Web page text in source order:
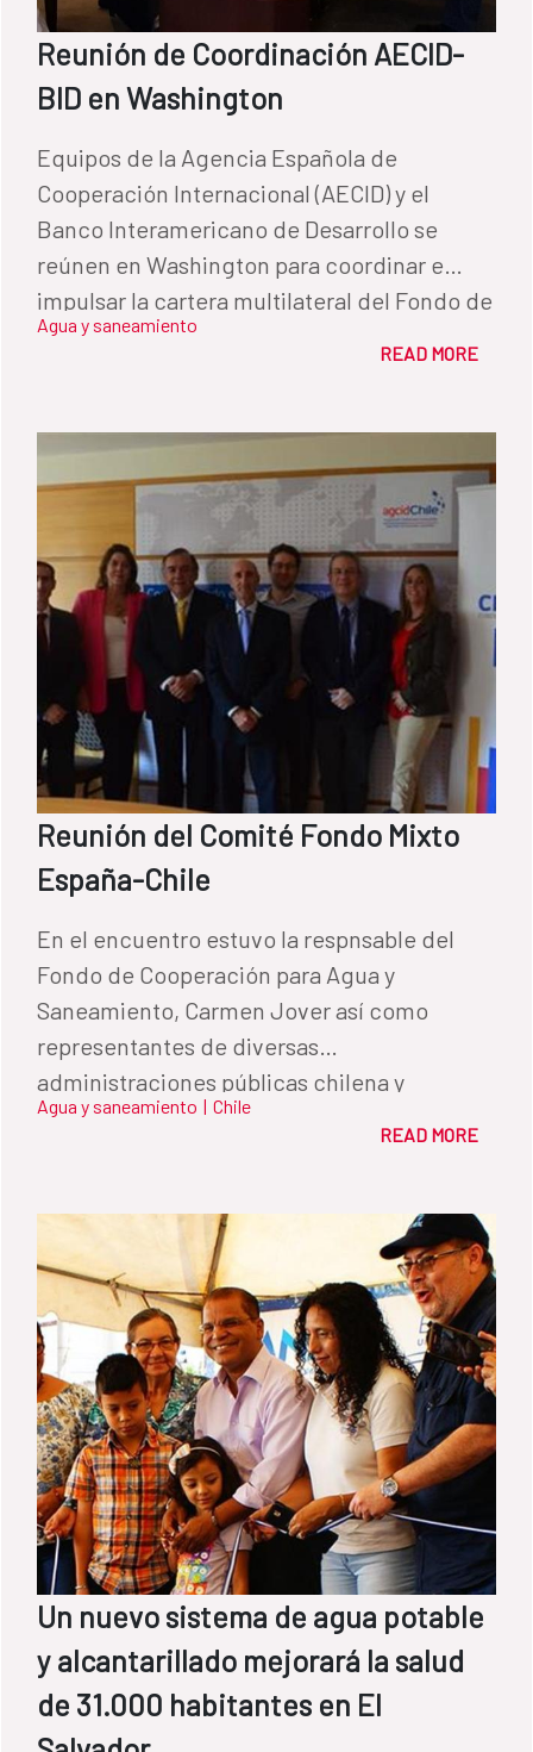
Reunión de Coordinación AECID-
BID en Washington
Equipos de la Agencia Española de
Cooperación Internacional (AECID) y el
Banco Interamericano de Desarrollo se
reúnen en Washington para coordinar e
impulsar la cartera multilateral del Fondo de
Cooperación para Agua y Saneamiento
Agua y saneamiento
READ MORE
Reunión del Comité Fondo Mixto
España-Chile
En el encuentro estuvo la respnsable del
Fondo de Cooperación para Agua y
Saneamiento, Carmen Jover así como
representantes de diversas
administraciones públicas chilena y
española
Agua y saneamiento | Chile
READ MORE
Un nuevo sistema de agua potable
y alcantarillado mejorará la salud
de 31.000 habitantes en El